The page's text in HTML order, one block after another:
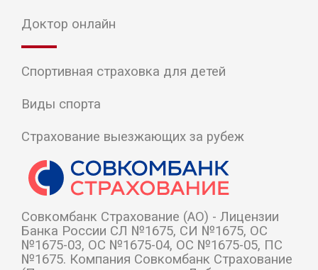
Доктор онлайн
Спортивная страховка для детей
Виды спорта
Страхование выезжающих за рубеж
Cовкомбанк Страхование (АО) - Лицензии
Банка России СЛ №1675, СИ №1675, ОС
№1675-03, ОС №1675-04, ОС №1675-05, ПС
№1675. Компания Совкомбанк Страхование